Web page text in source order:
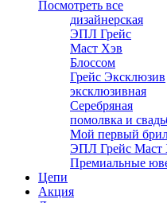
Посмотреть все
дизайнерская
ЭПЛ Грейс
Маст Хэв
Блоссом
Грейс Эксклюзив
эксклюзивная
Серебряная
помолвка и
Мой первый
ЭПЛ Грейс Маст
Премиальные
Цепи
Акция